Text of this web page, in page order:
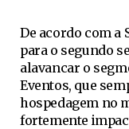
De acordo com a
para o segundo
alavancar o
Eventos, que
hospedagem no
fortemente